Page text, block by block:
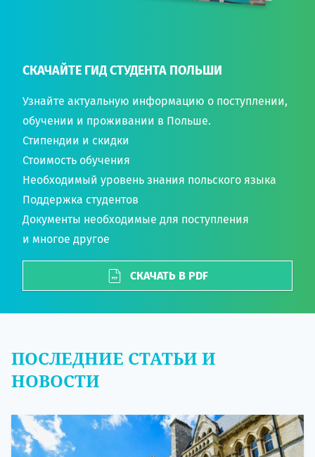
СКАЧАЙТЕ ГИД СТУДЕНТА ПОЛЬШИ
Узнайте актуальную информацию о поступлении,
обучении и проживании в Польше.
Стипендии и скидки
Стоимость обучения
Необходимый уровень знания польского языка
Поддержка студентов
Документы необходимые для поступления
и многое другое
СКАЧАТЬ В PDF
ПОСЛЕДНИЕ СТАТЬИ И
НОВОСТИ